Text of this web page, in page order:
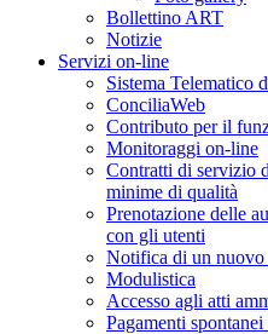
Bollettino ART
Notizie
Servizi on-line
Sistema Telematico
ConciliaWeb
Contributo per il
Monitoraggi on-line
Contratti di servizio
minime di qualità
Prenotazione delle
con gli utenti
Notifica di un nuovo
Modulistica
Accesso agli atti
Pagamenti spontanei